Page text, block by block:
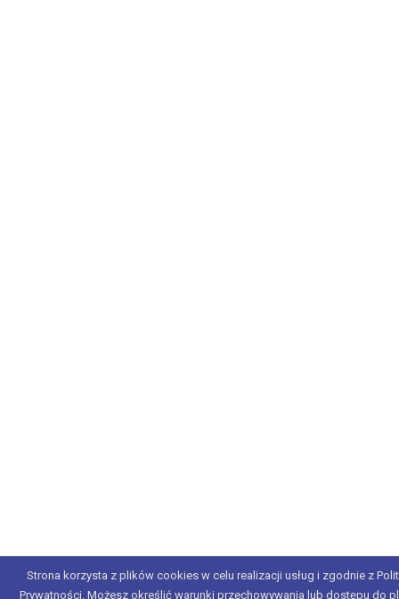
Strona korzysta z plików cookies w celu realizacji usług i zgodnie z
Prywatności. Możesz określić warunki przechowywania lub dostępu do